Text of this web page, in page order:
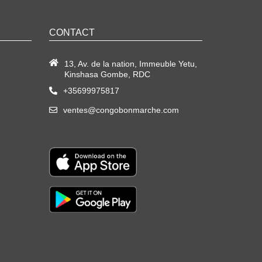
CONTACT
13, Av. de la nation, Immeuble Yetu,
Kinshasa Gombe, RDC
+35699975817
ventes@congobonmarche.com